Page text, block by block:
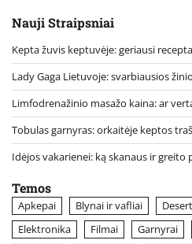
Nauji Straipsniai
Kepta žuvis keptuvėje: geriausi
Lady Gaga Lietuvoje: svarbiausios
Limfodrenažinio masažo kaina: ar
Tobulas garnyras: orkaitėje keptos
Idėjos vakarienei: ką skanaus ir greito
Temos
Apkepai Blynai ir vafliai
Elektronika
Filmai Garnyrai